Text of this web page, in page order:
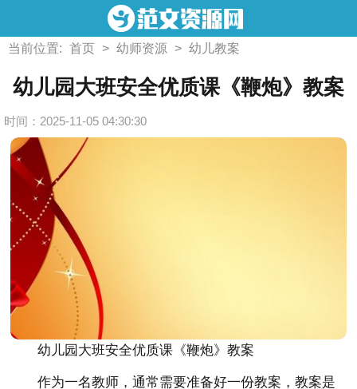
当前位置: 首页 > 幼师资源 > 幼儿教案
幼儿园大班安全优质课《鞭炮》教案
时间：2025-11-05 04:30:30
幼儿园大班安全优质课《鞭炮》教案
作为一名教师，通常需要准备好一份教案，教案是